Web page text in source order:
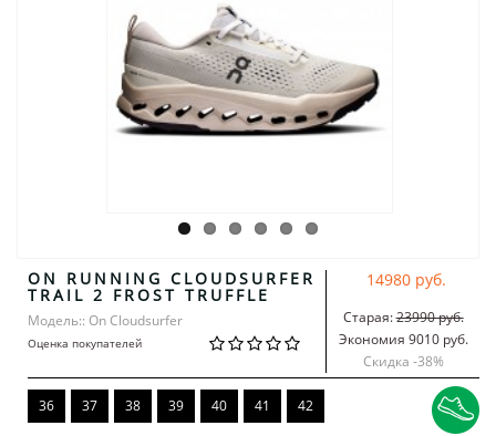
ON RUNNING CLOUDSURFER
TRAIL 2 FROST TRUFFLE
Модель:: On Cloudsurfer
Оценка покупателей
14980 руб.
Старая:23990 руб.
Экономия 9010 руб.
Скидка -38%
36 37 38 39 40 41 42